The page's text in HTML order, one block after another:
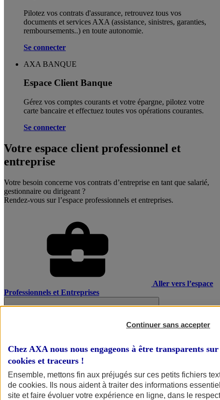
Pilotez vos contrats d'assurance, retrouvez tous vos
documents et services AXA (assistance, sinistres, garanties,
remboursements..) en toute autonomie. ​
Se connecter
AXA BANQUE
Espace Client Banque
Gérez vos comptes courants et votre épargne, pilotez votre
carte bancaire et effectuez toutes vos opérations courantes.
Se connecter
Votre espace client professionnel et
entreprise
Votre besoin concerne vos contrats d’entreprise en tant que salarié,
gestionnaire ou dirigeant ?
Rendez-vous sur l’espace professionnels et entreprises.
Aller vers l’espace
Professionnels et Entreprises
Continuer sans accepter
Chez AXA nous nous engageons à être transparents
cookies et traceurs !
Ensemble, mettons fin aux préjugés sur ces petits fichiers
de cookies. Ils nous aident à traiter des informations
site et faire évoluer votre expérience en ligne, dans le